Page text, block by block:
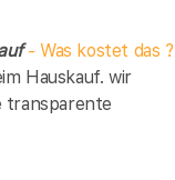
- Was kostet das ?
Hauskauf. wir
transparente